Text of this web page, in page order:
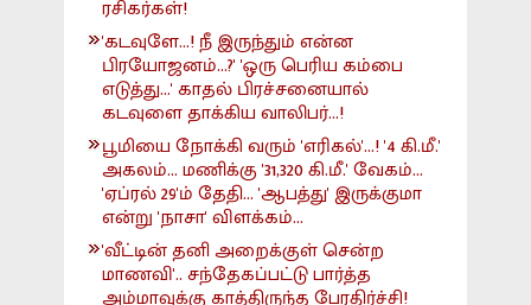
ரசிகர்கள்!
'கடவுளே...! நீ இருந்தும் என்ன
பிரயோஜனம்...?' 'ஒரு பெரிய கம்பை
எடுத்து...' காதல் பிரச்சனையால்
கடவுளை தாக்கிய வாலிபர்...!
பூமியை நோக்கி வரும் 'எரிகல்'...! '4 கி.மீ.'
அகலம்... மணிக்கு '31,320 கி.மீ.' வேகம்...
'ஏப்ரல் 29'ம் தேதி... 'ஆபத்து' இருக்குமா
என்று 'நாசா' விளக்கம்...
'வீட்டின் தனி அறைக்குள் சென்ற
மாணவி'.. சந்தேகப்பட்டு பார்த்த